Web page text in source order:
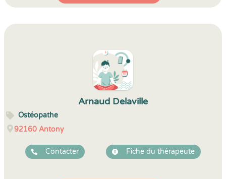
Arnaud Delaville
Ostéopathe
92160 Antony
Contacter Fiche du thérapeute